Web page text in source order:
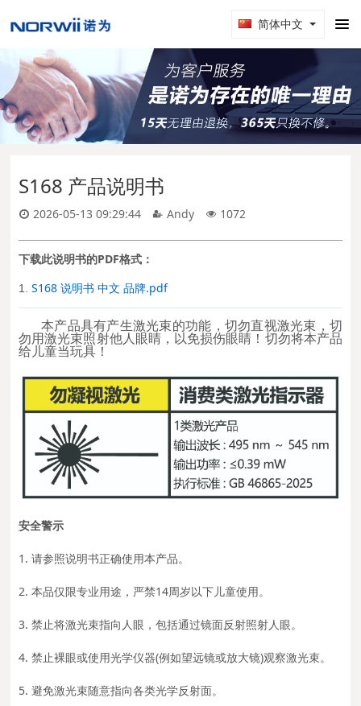
简体中文
S168 产品说明书
2026-05-13 09:29:44 Andy 1072
下载此说明书的PDF格式：
1.S168 说明书 中文 品牌.pdf
本产品具有产生激光束的功能，切勿直视激光束，切
勿用激光束照射他人眼睛，以免损伤眼睛！切勿将本产品
给儿童当玩具！
安全警示
1. 请参照说明书正确使用本产品。
2. 本品仅限专业用途，严禁14周岁以下儿童使用。
3. 禁止将激光束指向人眼，包括通过镜面反射照射人眼。
4. 禁止裸眼或使用光学仪器(例如望远镜或放大镜)观察激光束。
5. 避免激光束随意指向各类光学反射面。